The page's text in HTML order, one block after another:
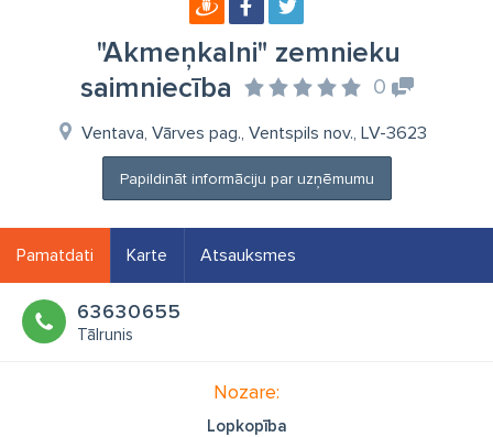
"Akmeņkalni" zemnieku
saimniecība
0
Ventava, Vārves pag., Ventspils nov., LV-3623
Papildināt informāciju par uzņēmumu
Pamatdati Karte Atsauksmes
63630655
Tālrunis
Nozare:
Lopkopība